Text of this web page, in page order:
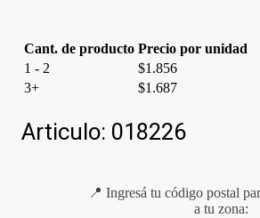
Cant. de producto Precio por unidad
1 - 2
$1.856
3+
$1.687
Articulo: 018226
📍 Ingresá tu código postal
a tu zona: